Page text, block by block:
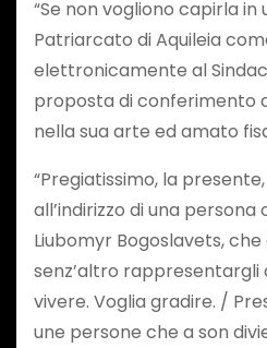
“Se non vogliono capirla
Patriarcato di Aquileia
elettronicamente al
proposta di conferimento
nella sua arte ed amato
“Pregiatissimo, la
all’indirizzo di una
Liubomyr Bogoslavets,
senz’altro rappresentargli
vivere. Voglia gradire. /
une persone che a son